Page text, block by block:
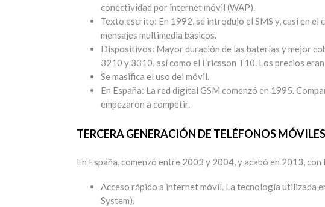
conectividad por internet móvil (WAP).
Texto escrito: En 1992, se introdujo el SMS y, casi en el
mensajes multimedia básicos.
Dispositivos: Mayor duración de las baterías y mejor
3210 y 3310, así como el Ericsson T10. Los precios
Se masifica el uso del móvil.
En España: La red digital GSM comenzó en 1995.
empezaron a competir.
TERCERA GENERACIÓN DE TELÉFONOS
En España, comenzó entre 2003 y 2004, y acabó en 2013,
Acceso rápido a internet móvil. La tecnología utilizada
System).